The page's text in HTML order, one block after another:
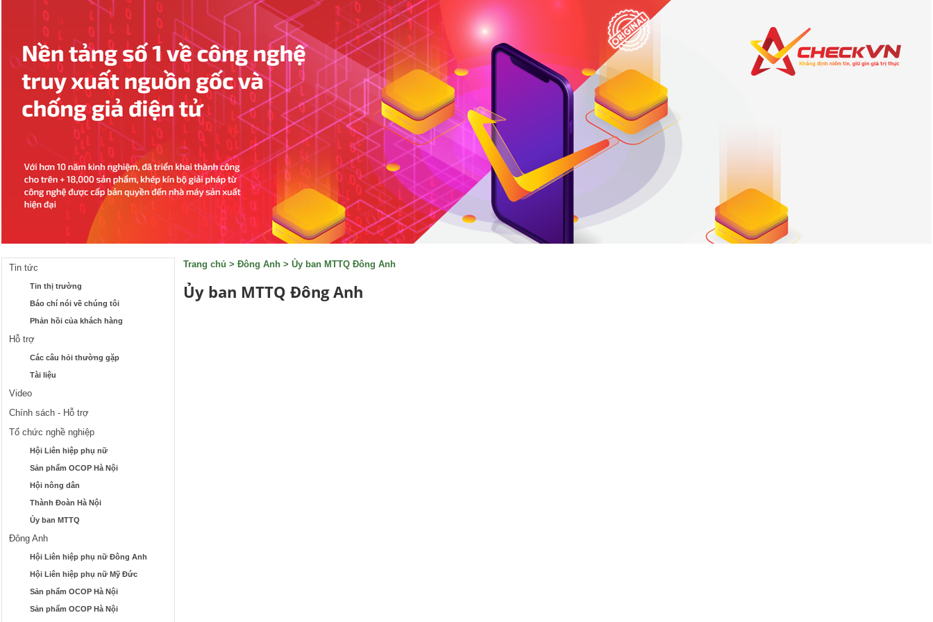
Tin tức
Tin thị trường
Báo chí nói về chúng tôi
Phản hồi của khách hàng
Hỗ trợ
Các câu hỏi thường gặp
Tài liệu
Video
Chính sách - Hỗ trợ
Tổ chức nghề nghiệp
Hội Liên hiệp phụ nữ
Sản phẩm OCOP Hà Nội
Hội nông dân
Thành Đoàn Hà Nội
Ủy ban MTTQ
Đông Anh
Hội Liên hiệp phụ nữ Đông Anh
Hội Liên hiệp phụ nữ Mỹ Đức
Sản phẩm OCOP Hà Nội
Sản phẩm OCOP Hà Nội
Trang chủ > Đông Anh > Ủy ban MTTQ Đông Anh
Ủy ban MTTQ Đông Anh